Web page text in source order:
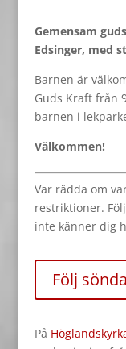
Gemensam
Edsinger, med
Barnen är
Guds Kraft från
barnen i
Välkommen!
Var rädda om
restriktioner.
inte känner dig
Följ
På